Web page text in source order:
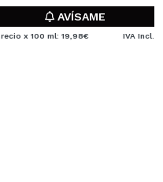
AVÍSAME
x 100 ml: 19,98€ IVA Incl.